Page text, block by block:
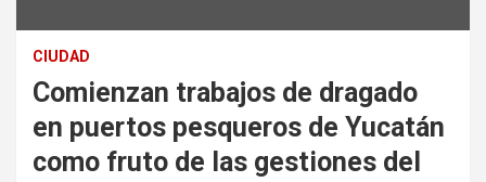
CIUDAD
Comienzan trabajos de dragado
en puertos pesqueros de Yucatán
como fruto de las gestiones del